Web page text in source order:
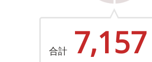
合計 7,157